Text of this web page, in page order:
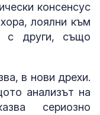
консенсус
лоялни към
с други, също
в нови дрехи.
анализът на
сериозно